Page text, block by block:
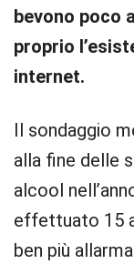
bevono poco
proprio
internet.
Il sondaggio
alla fine delle
alcool
effettuato 15
ben più